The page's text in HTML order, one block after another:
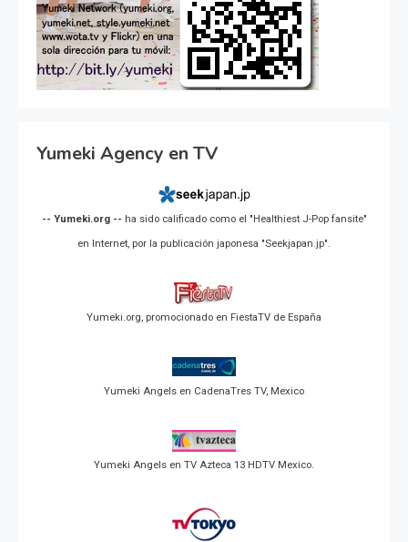
Yumeki Agency en TV
-- Yumeki.org -- ha sido calificado como el "Healthiest J-Pop fansite"
en Internet, por la publicación japonesa "Seekjapan.jp".
Yumeki.org, promocionado en FiestaTV de España
Yumeki Angels en CadenaTres TV, Mexico
Yumeki Angels en TV Azteca 13 HDTV Mexico.